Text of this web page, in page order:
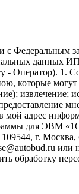
с
данных
- Оператор). 1.
которые
адрес
для ЭВМ
г.
обработку